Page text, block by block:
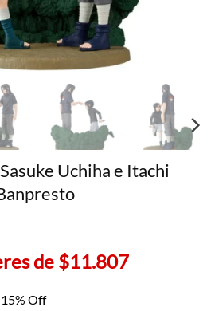
Uchiha e Itachi
de $11.807
Off